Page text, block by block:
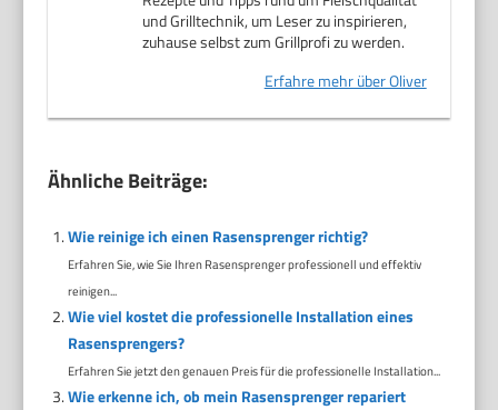
und Grilltechnik, um Leser zu inspirieren,
zuhause selbst zum Grillprofi zu werden.
Erfahre mehr über Oliver
Ähnliche Beiträge:
Wie reinige ich einen Rasensprenger richtig?
Erfahren Sie, wie Sie Ihren Rasensprenger professionell und effektiv
reinigen...
Wie viel kostet die professionelle Installation eines
Rasensprengers?
Erfahren Sie jetzt den genauen Preis für die professionelle Installation...
Wie erkenne ich, ob mein Rasensprenger repariert